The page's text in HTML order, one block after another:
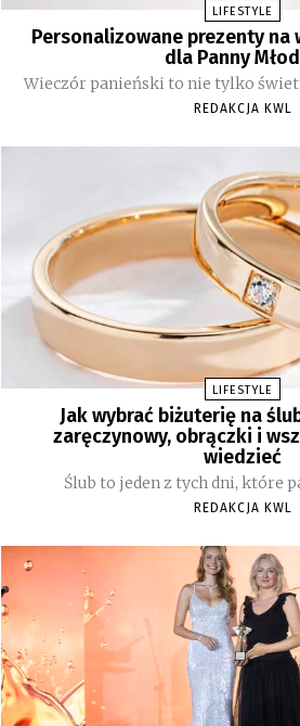
LIFESTYLE
Personalizowane prezenty na
dla Panny
Wieczór panieński to nie tylko
REDAKCJA KWL
LIFESTYLE
Jak wybrać biżuterię na
zaręczynowy, obrączki i
wiedzieć
Ślub to jeden z tych dni, które
REDAKCJA KWL